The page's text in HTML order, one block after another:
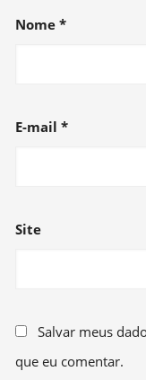
Nome*
E-mail*
Site
Salvar meus
que eu comentar.